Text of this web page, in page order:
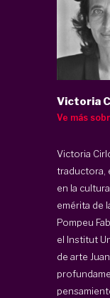
Victoria
Ve más
Victoria
traductora,
en la
emérita de
Pompeu
el Institut
de arte